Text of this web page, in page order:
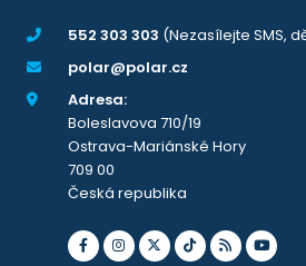
552 303 303 (Nezasílejte SMS,
polar@polar.cz
Adresa:
Boleslavova 710/19
Ostrava-Mariánské Hory
709 00
Česká republika